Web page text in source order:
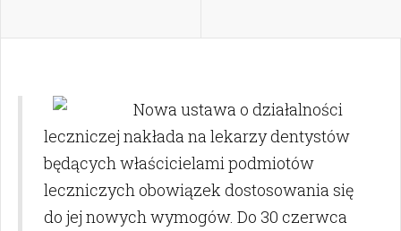
Nowa ustawa o działalności
leczniczej nakłada na lekarzy dentystów
będących właścicielami podmiotów
leczniczych obowiązek dostosowania się
do jej nowych wymogów. Do 30 czerwca